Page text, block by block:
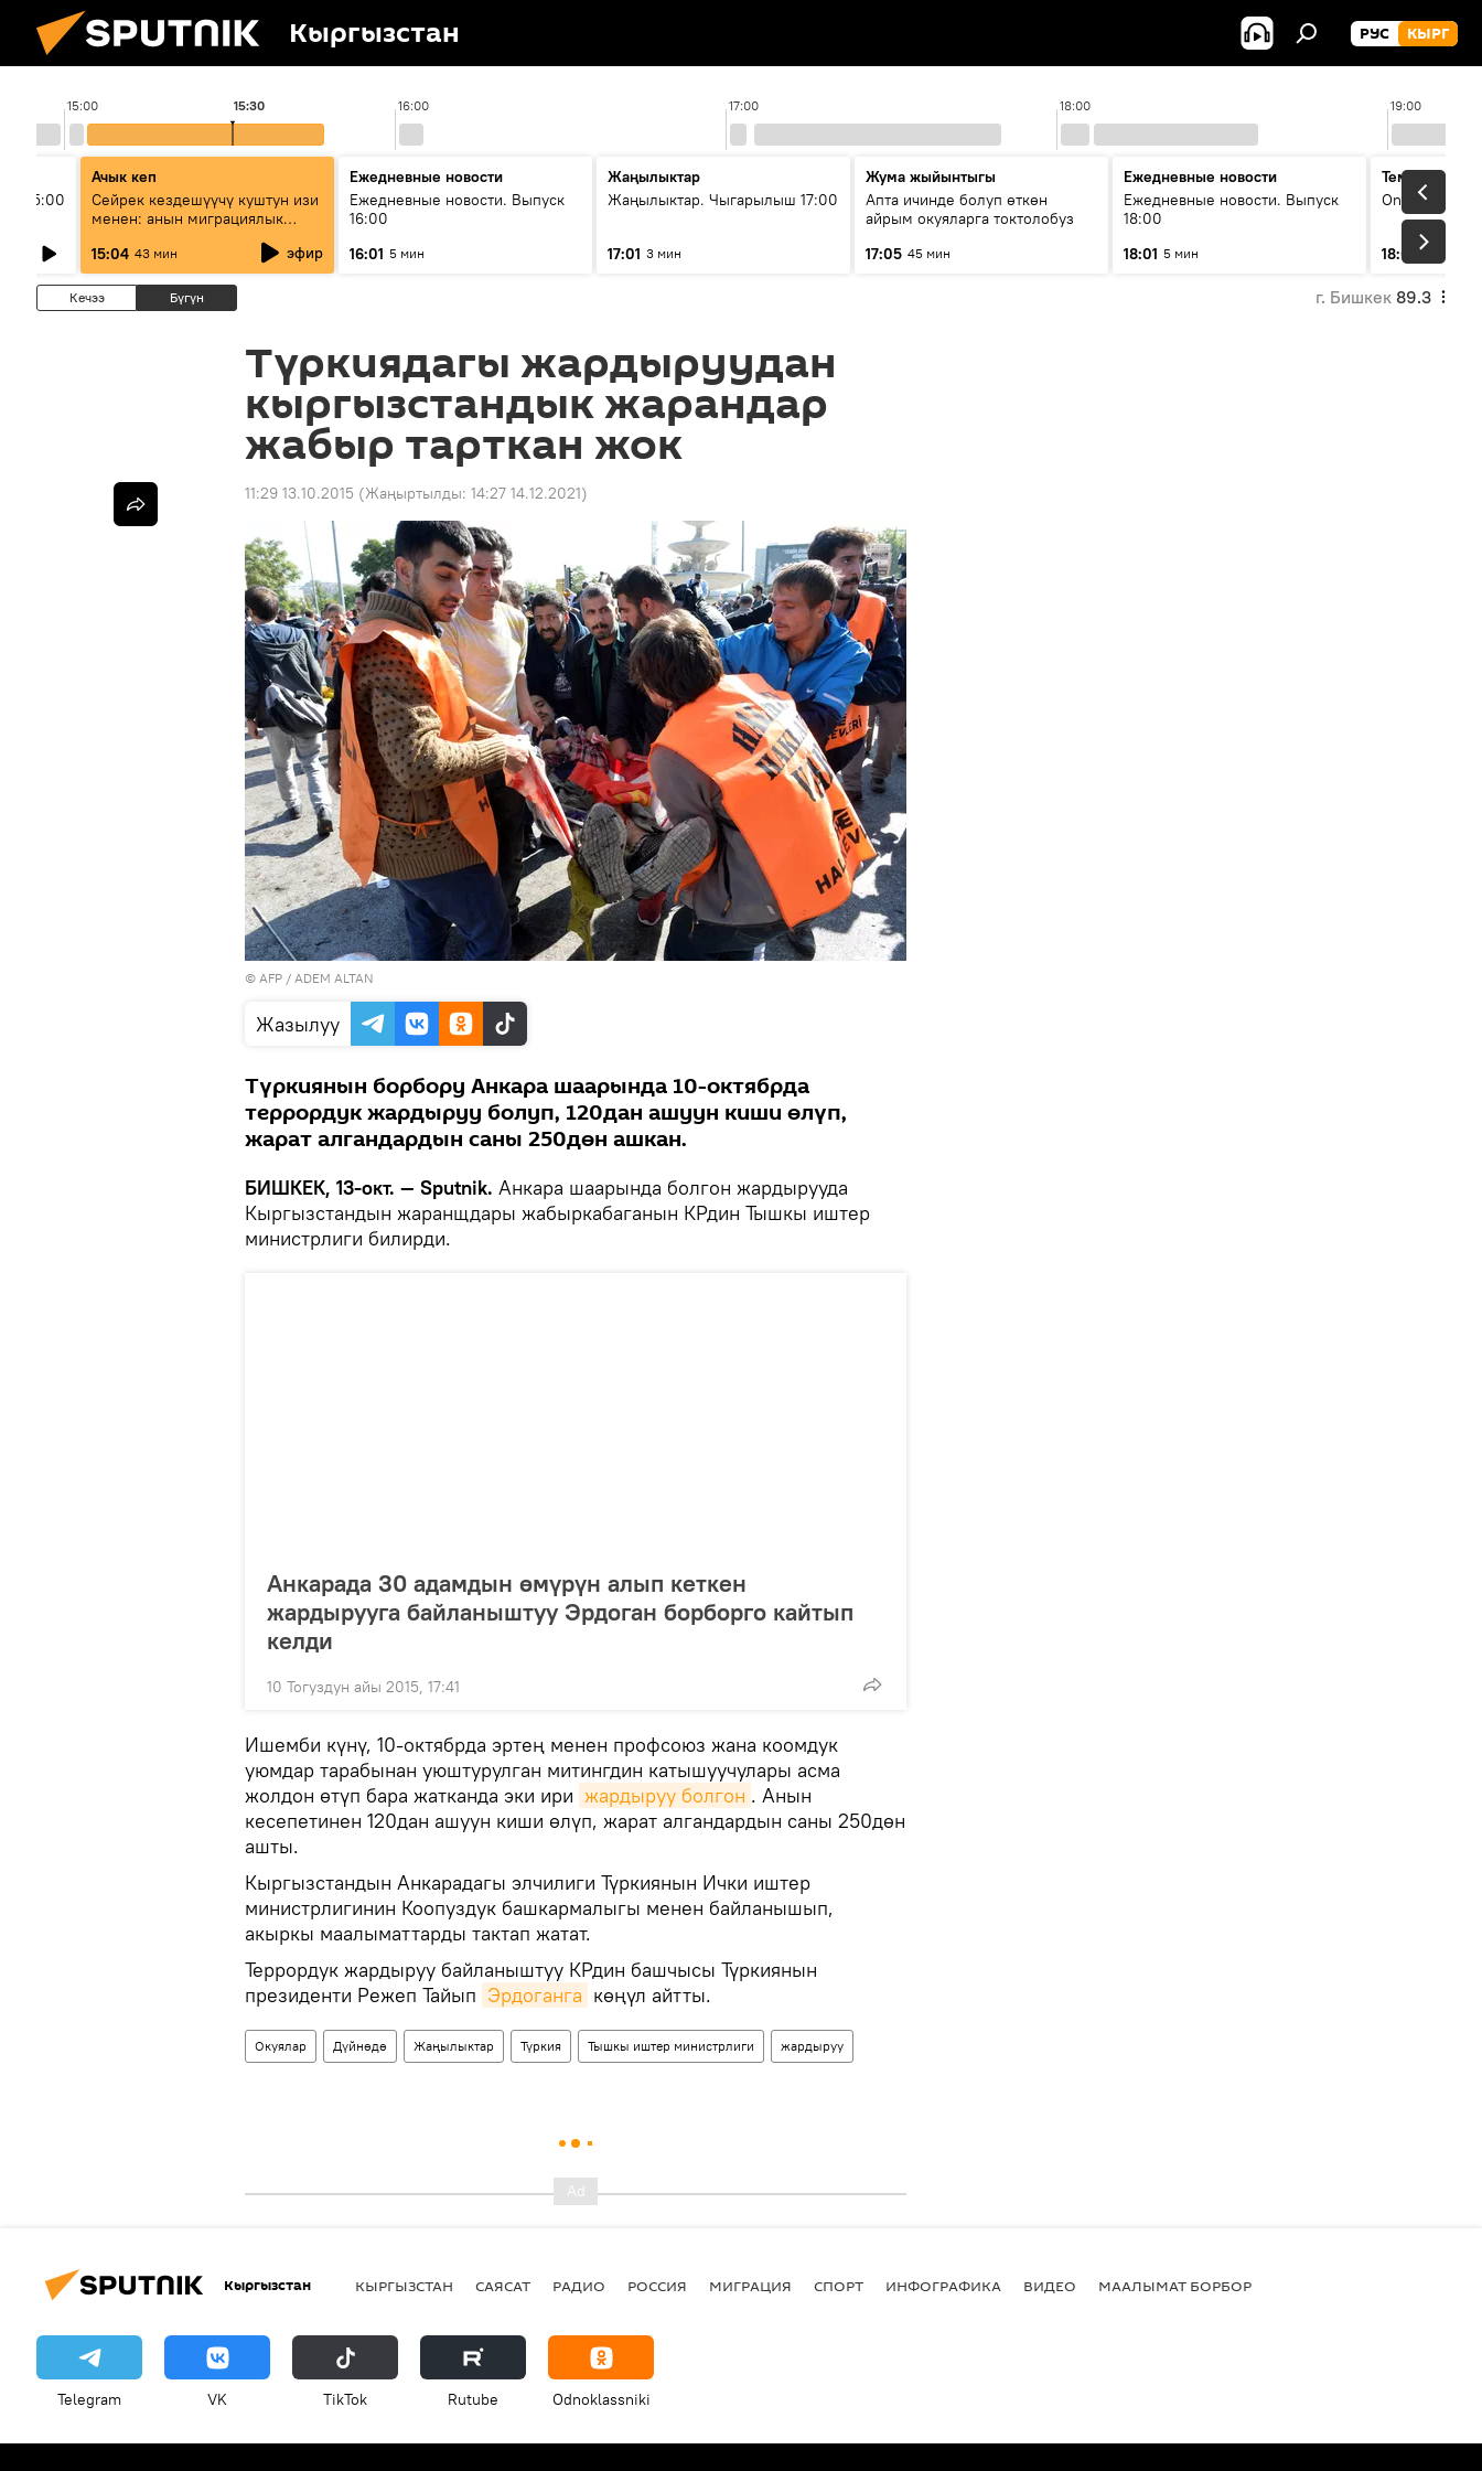
Кыргызстан РУС КЫРГ
15:00 16:00 17:00 18:00 19:00
15:30
15:00
Ачык кеп
Сейрек кездешүүчү куштун изи
менен: анын миграциялык
жолу эмнеден кабар берет?
15:04 43 мин эфир
Ежедневные новости
Ежедневные новости. Выпуск
16:00
16:01 5 мин
Жаңылыктар
Жаңылыктар. Чыгарылыш 17:00
17:01 3 мин
Жума жыйынтыгы
Апта ичинде болуп өткөн
айрым окуяларга токтолобуз
17:05 45 мин
Ежедневные новости
Ежедневные новости. Выпуск
18:00
18:01 5 мин
Тема дня
On air
18:07
Кечээ Бүгүн г. Бишкек 89.3
Түркиядагы жардыруудан
кыргызстандык жарандар
жабыр тарткан жок
11:29 13.10.2015 (Жаңыртылды: 14:27 14.12.2021)
© AFP / ADEM ALTAN
Жазылуу
Түркиянын борбору Анкара шаарында 10-октябрда
террордук жардыруу болуп, 120дан ашуун киши өлүп,
жарат алгандардын саны 250дөн ашкан.
БИШКЕК, 13-окт. — Sputnik. Анкара шаарында болгон жардырууда
Кыргызстандын жаранщдары жабыркабаганын КРдин Тышкы иштер
министрлиги билирди.
Анкарада 30 адамдын өмүрүн алып кеткен
жардырууга байланыштуу Эрдоган борборго кайтып
келди
10 Тогуздун айы 2015, 17:41
Ишемби күнү, 10-октябрда эртең менен профсоюз жана коомдук
уюмдар тарабынан уюштурулган митингдин катышуучулары асма
жолдон өтүп бара жатканда эки ири жардыруу болгон . Анын
кесепетинен 120дан ашуун киши өлүп, жарат алгандардын саны 250дөн
ашты.
Кыргызстандын Анкарадагы элчилиги Түркиянын Ички иштер
министрлигинин Коопуздук башкармалыгы менен байланышып,
акыркы маалыматтарды тактап жатат.
Террордук жардыруу байланыштуу КРдин башчысы Түркиянын
президенти Режеп Тайып Эрдоганга көңүл айтты.
Окуялар Дүйнөдө Жаңылыктар Түркия Тышкы иштер министрлиги жардыруу
Кыргызстан КЫРГЫЗСТАН САЯСАТ РАДИО РОССИЯ МИГРАЦИЯ СПОРТ ИНФОГРАФИКА ВИДЕО МААЛЫМАТ БОРБОР
Telegram VK ТikТоk Rutube Odnoklassniki